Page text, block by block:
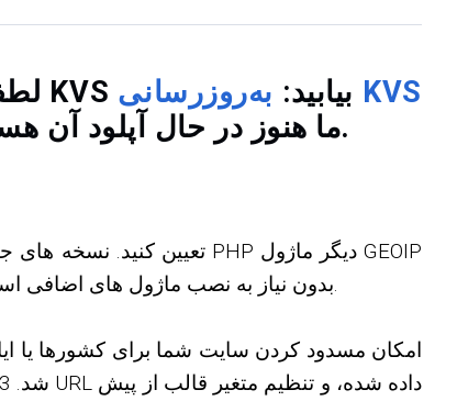
لطفاً اطلاعات کامل مربوط به به‌روزرسانی را با تصاویری از پیشرفت‌ها در انجمن KVS بیابید: به‌روزرسانی KVS
. ما هنوز در حال آپلود آن هستیم و ممکن است چند روز دیگر برای تکمیل همه مجوزها زمان نیاز باشد.
داخلی ندارند که نصب آن را کمی دشوار می کند. اکنون می توانید از پایگاه های داده رایگان Maxmind بدون نیاز به نصب ماژول های اضافی استفاده کنید.
امکان مسدود کردن سایت شما برای کشورها یا